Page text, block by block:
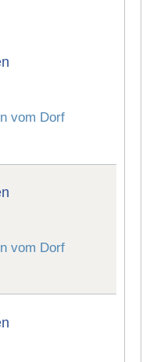
vom Dorf
vom Dorf